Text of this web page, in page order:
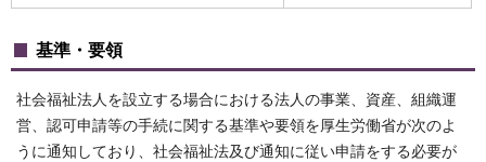
基準・要領
社会福祉法人を設立する場合における法人の事業、資産、組織運
営、認可申請等の手続に関する基準や要領を厚生労働省が次のよ
うに通知しており、社会福祉法及び通知に従い申請をする必要が